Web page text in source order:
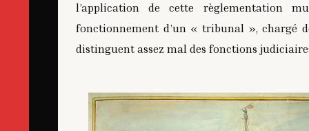
l’application de cette règlementation
fonctionnement d’un « tribunal », chargé
distinguent assez mal des fonctions